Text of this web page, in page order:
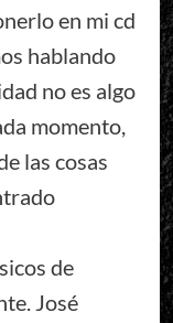
en mi cd
hablando
no es algo
momento,
las cosas
de
José